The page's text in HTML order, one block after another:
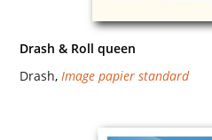
Drash & Roll queen
Drash, Image papier standard